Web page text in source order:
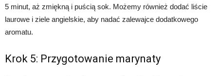
5 minut, aż zmiękną i puścią sok. Możemy również dodać liście
laurowe i ziele angielskie, aby nadać zalewajce dodatkowego
aromatu.
Krok 5: Przygotowanie marynaty